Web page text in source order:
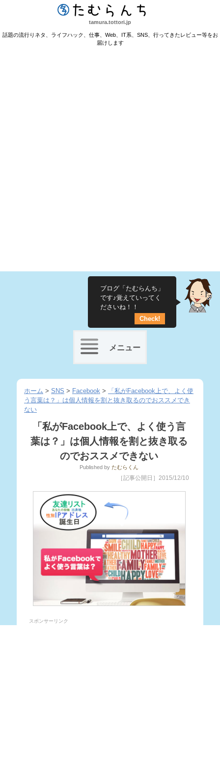
たむらんち
tamura.tottori.jp
話題の流行りネタ、ライフハック、仕事、Web、IT系、SNS、行ってきたレビュー等をお
届けします
ブログ「たむらんち」
です♪覚えていってく
ださいね！！
Check!
メニュー
Skip
to
content
ホーム > SNS > Facebook >
「私がFacebook上で、よく使
う言葉は？」は個人情報を割と抜き取るのでおススメでき
ない
「私がFacebook上で、よく使う言
葉は？」は個人情報を割と抜き取る
のでおススメできない
Published by たむらくん
［記事公開日］2015/12/10
スポンサーリンク